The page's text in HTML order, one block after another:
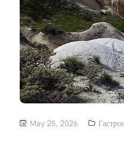
May 25, 2026